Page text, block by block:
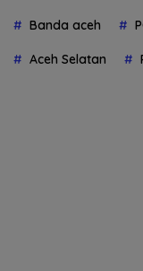
Banda aceh
Aceh Selatan